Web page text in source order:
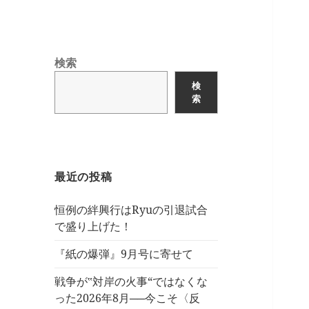
検索
検
索
最近の投稿
恒例の絆興行はRyuの引退試合
で盛り上げた！
『紙の爆弾』9月号に寄せて
戦争が‟対岸の火事“ではなくな
った2026年8月──今こそ〈反